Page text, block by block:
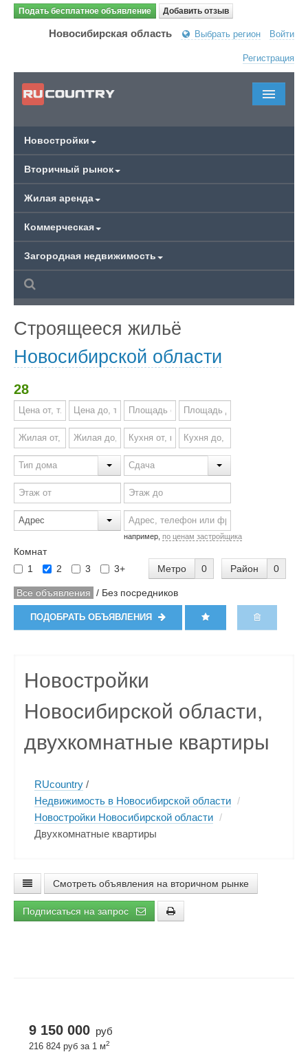
Подать бесплатное объявление Добавить отзыв
Новосибирская область Выбрать регион Войти
Регистрация
Новостройки
Вторичный рынок
Жилая аренда
Коммерческая
Загородная недвижимость
Строящееся жильё
Новосибирской области
28
например, по ценам застройщика
Комнат
1
2 3 3+ Метро 0 Район 0
Все объявления / Без посредников
ПОДОБРАТЬ ОБЪЯВЛЕНИЯ
Новостройки
Новосибирской области,
двухкомнатные квартиры
RUcountry /
Недвижимость в Новосибирской области /
Новостройки Новосибирской области /
Двухкомнатные квартиры
Смотреть объявления на вторичном рынке
Подписаться на запрос
9 150 000 руб
216 824 руб за 1 м2